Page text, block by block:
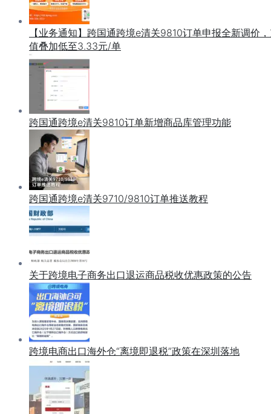
【业务通知】跨国通跨境e清关9810订单申报全新调价
值叠加低至3.33元/单
跨国通跨境e清关9810订单新增商品库管理功能
跨国通跨境e清关9710/9810订单推送教程
关于跨境电子商务出口退运商品税收优惠政策的公告
跨境电商出口海外仓“离境即退税”政策在深圳落地